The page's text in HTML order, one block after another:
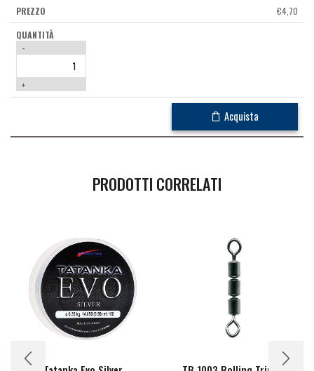
€4,70
-
+
Acquista
PRODOTTI CORRELATI